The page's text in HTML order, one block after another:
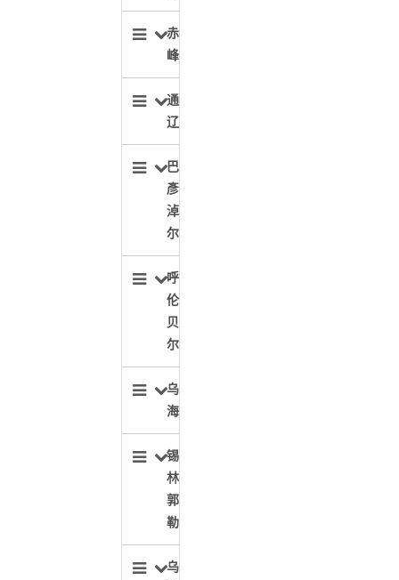
赤
峰
通
辽
巴
彥
淖
尔
呼
伦
贝
尔
乌
海
锡
林
郭
勒
乌